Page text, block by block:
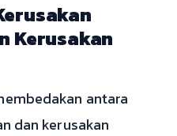
Kerusakan
antara
dan kerusakan